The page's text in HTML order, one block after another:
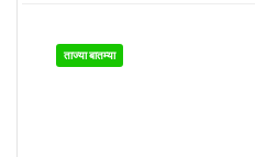
ताज्या बातम्या